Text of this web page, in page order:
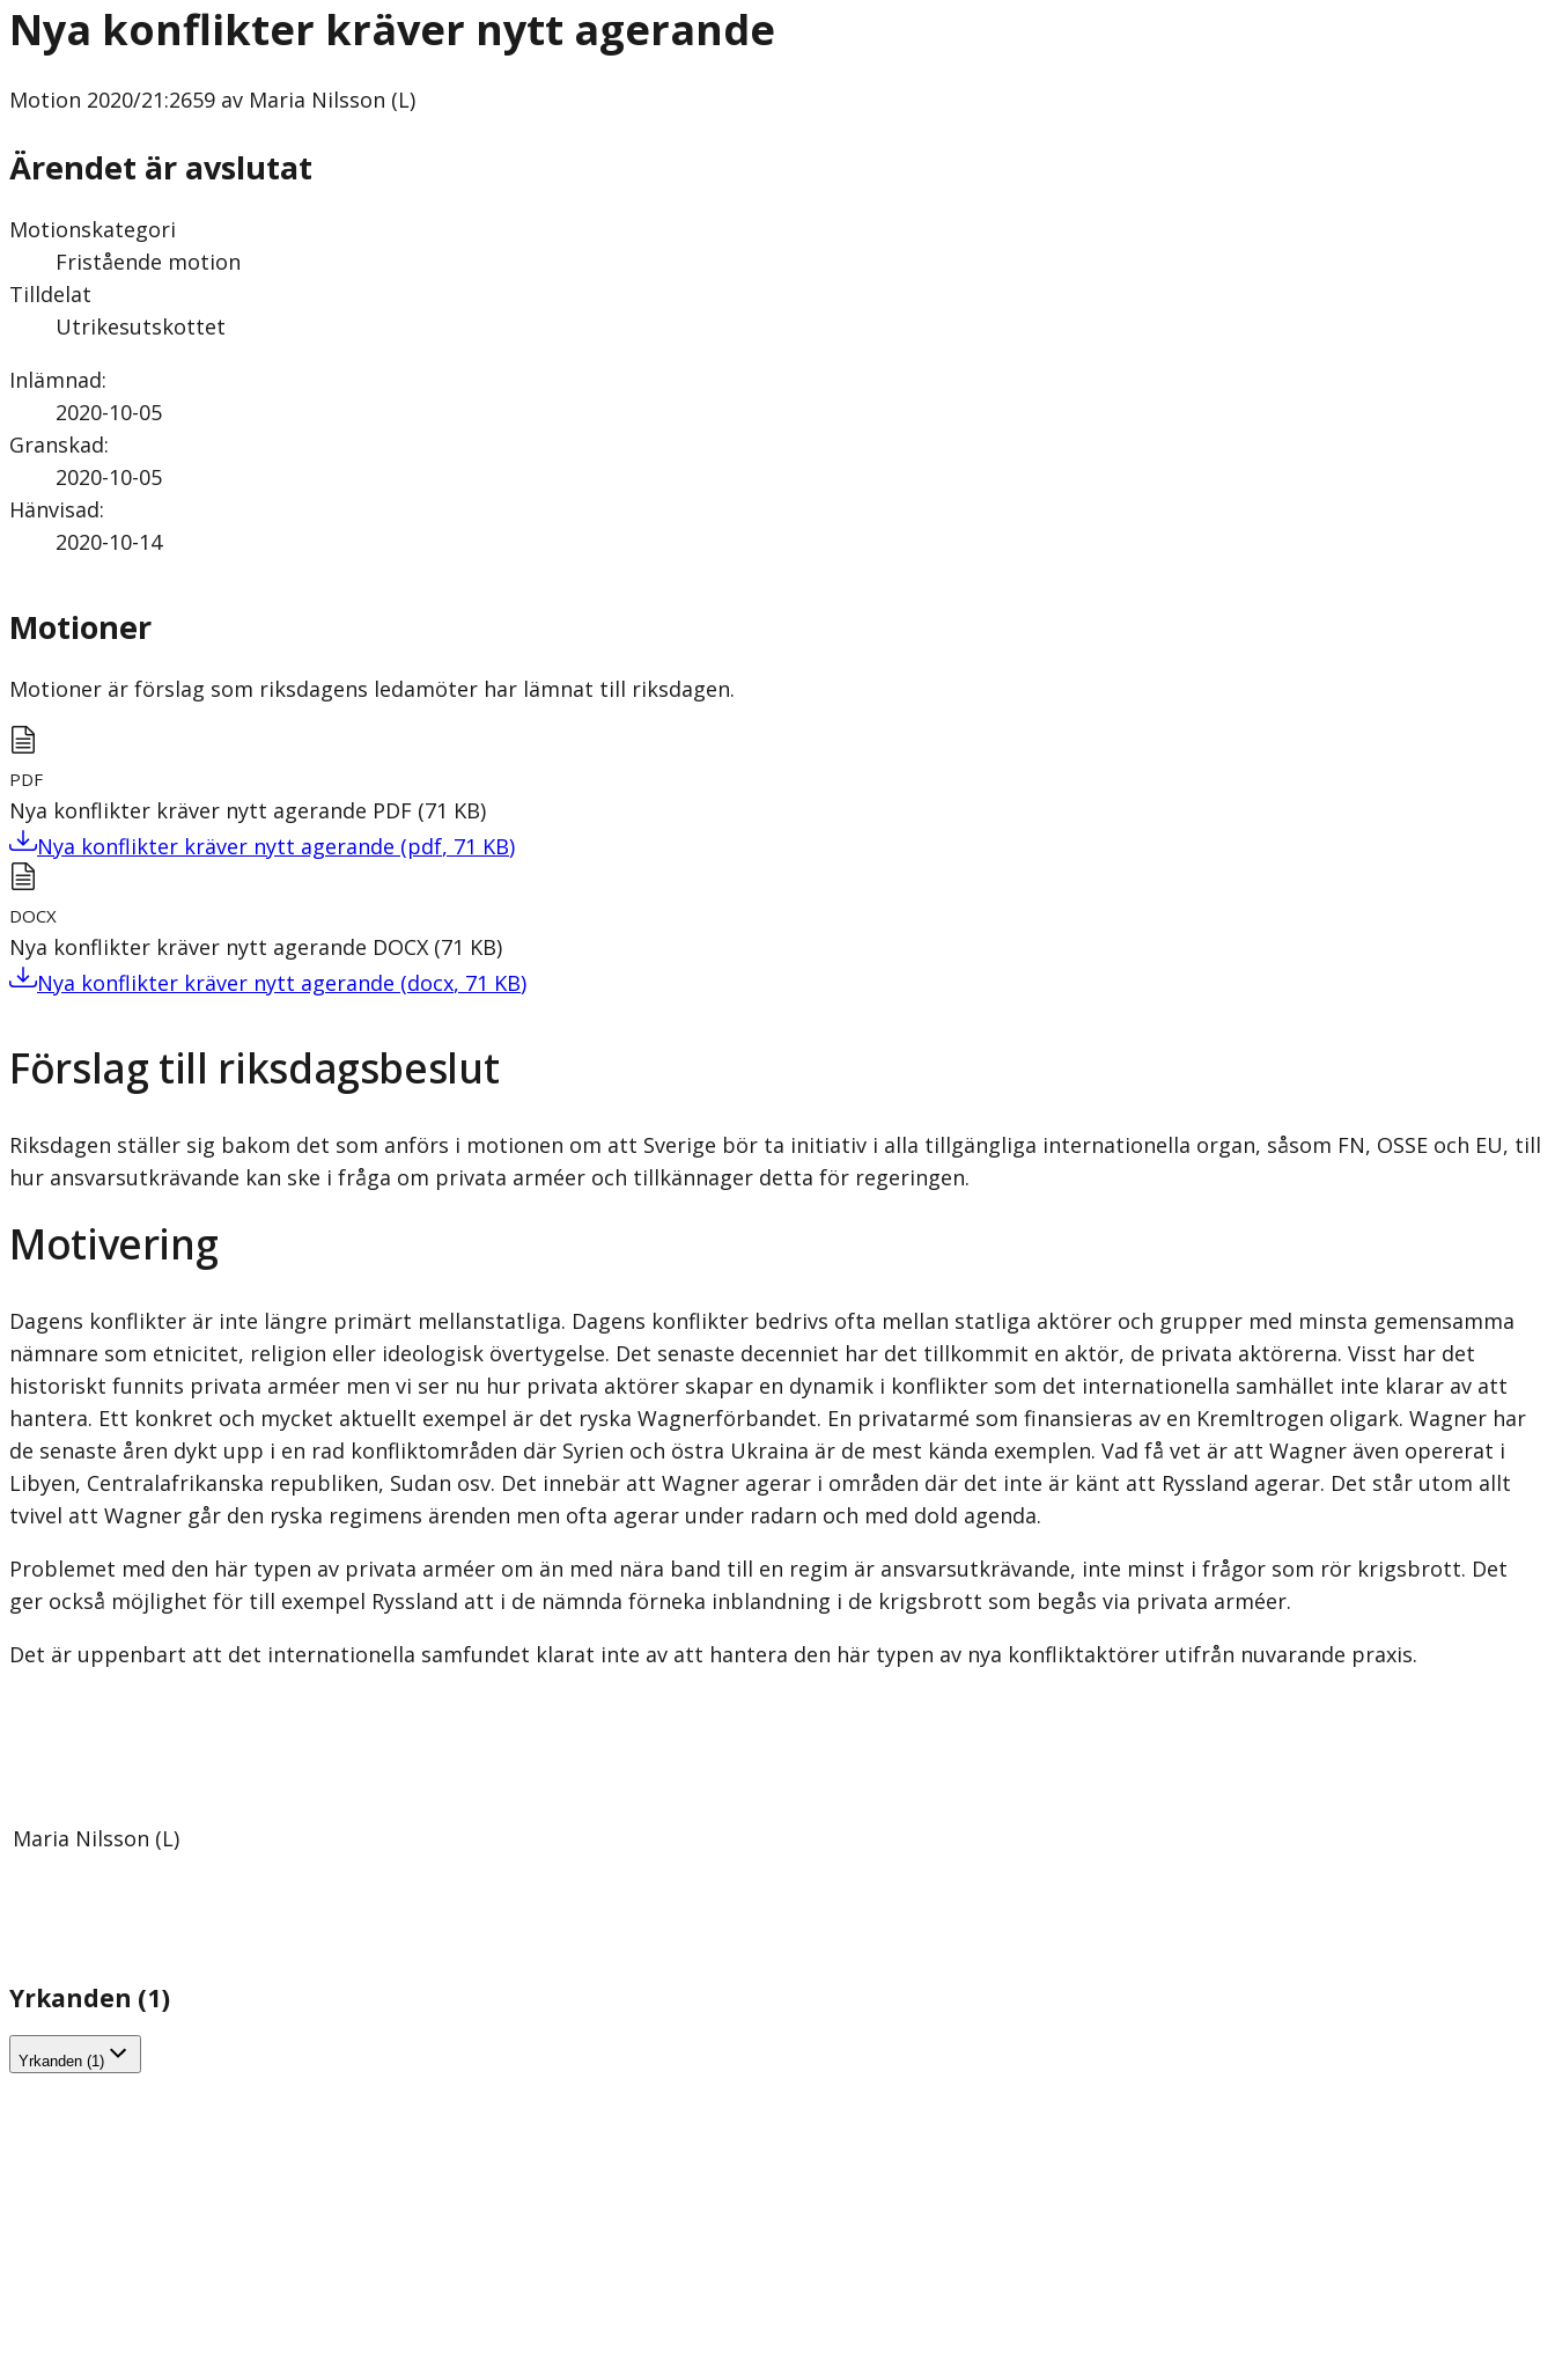
Nya konflikter kräver nytt agerande
Motion 2020/21:2659 av Maria Nilsson (L)
Ärendet är avslutat
Motionskategori
Fristående motion
Tilldelat
Utrikesutskottet
Inlämnad:
2020-10-05
Granskad:
2020-10-05
Hänvisad:
2020-10-14
Motioner
Motioner är förslag som riksdagens ledamöter har lämnat till riksdagen.
PDF
Nya konflikter kräver nytt agerande PDF (71 KB)
Nya konflikter kräver nytt agerande (pdf, 71 KB)
DOCX
Nya konflikter kräver nytt agerande DOCX (71 KB)
Nya konflikter kräver nytt agerande (docx, 71 KB)
Förslag till riksdagsbeslut
Riksdagen ställer sig bakom det som anförs i motionen om att Sverige bör ta initiativ i alla tillgängliga internationella organ, såsom FN, OSSE och EU, till
hur ansvarsutkrävande kan ske i fråga om privata arméer och tillkännager detta för regeringen.
Motivering
Dagens konflikter är inte längre primärt mellanstatliga. Dagens konflikter bedrivs ofta mellan statliga aktörer och grupper med minsta gemensamma
nämnare som etnicitet, religion eller ideologisk övertygelse. Det senaste decenniet har det tillkommit en aktör, de privata aktörerna. Visst har det
historiskt funnits privata arméer men vi ser nu hur privata aktörer skapar en dynamik i konflikter som det internationella samhället inte klarar av att
hantera. Ett konkret och mycket aktuellt exempel är det ryska Wagner­förbandet. En privatarmé som finansieras av en Kremltrogen oligark. Wagner har
de senaste åren dykt upp i en rad konfliktområden där Syrien och östra Ukraina är de mest kända exemplen. Vad få vet är att Wagner även opererat i
Libyen, Centralafrikanska republiken, Sudan osv. Det innebär att Wagner agerar i områden där det inte är känt att Ryssland agerar. Det står utom allt
tvivel att Wagner går den ryska regimens ärenden men ofta agerar under radarn och med dold agenda.
Problemet med den här typen av privata arméer om än med nära band till en regim är ansvarsutkrävande, inte minst i frågor som rör krigsbrott. Det
ger också möjlighet för till exempel Ryssland att i de nämnda förneka inblandning i de krigsbrott som begås via privata arméer.
Det är uppenbart att det internationella samfundet klarat inte av att hantera den här typen av nya konfliktaktörer utifrån nuvarande praxis.
Maria Nilsson (L)
Yrkanden (1)
Yrkanden (1)